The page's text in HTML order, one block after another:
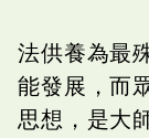
法供養為最
能發展，而
思想，是大